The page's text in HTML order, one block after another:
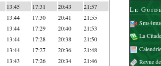
13:45 17:31 20:43 21:57
13:44 17:30 20:41 21:55
13:44 17:29 20:40 21:53
13:44 17:28 20:38 21:50
13:44 17:27 20:36 21:48
13:43 17:26 20:34 21:46
Le
La
Revue